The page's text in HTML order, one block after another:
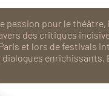
passion pour le
des critiques
et lors de festivals
dialogues